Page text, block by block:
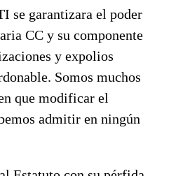
se garantizara el poder
CC y su componente
y expolios
Somos muchos
que modificar el
admitir en ningún